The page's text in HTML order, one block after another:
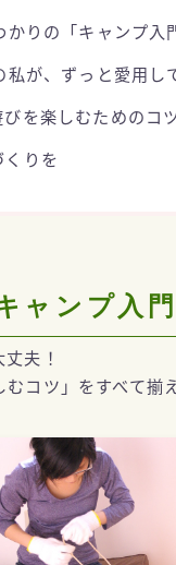
りの「キャンプ入
私が、ずっと愛用し
びを楽しむためのコ
くりを
ャンプ入門
夫！
コツ」をすべて揃